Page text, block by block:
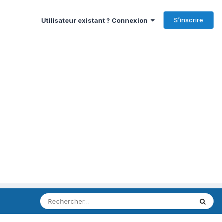
Utilisateur existant ? Connexion S’inscrire